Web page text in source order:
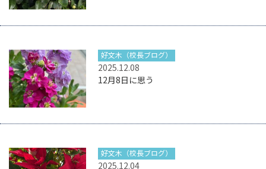
2025.12.08
好文木（校長ブログ）
12月8日に思う
2025.12.04
好文木（校長ブログ）